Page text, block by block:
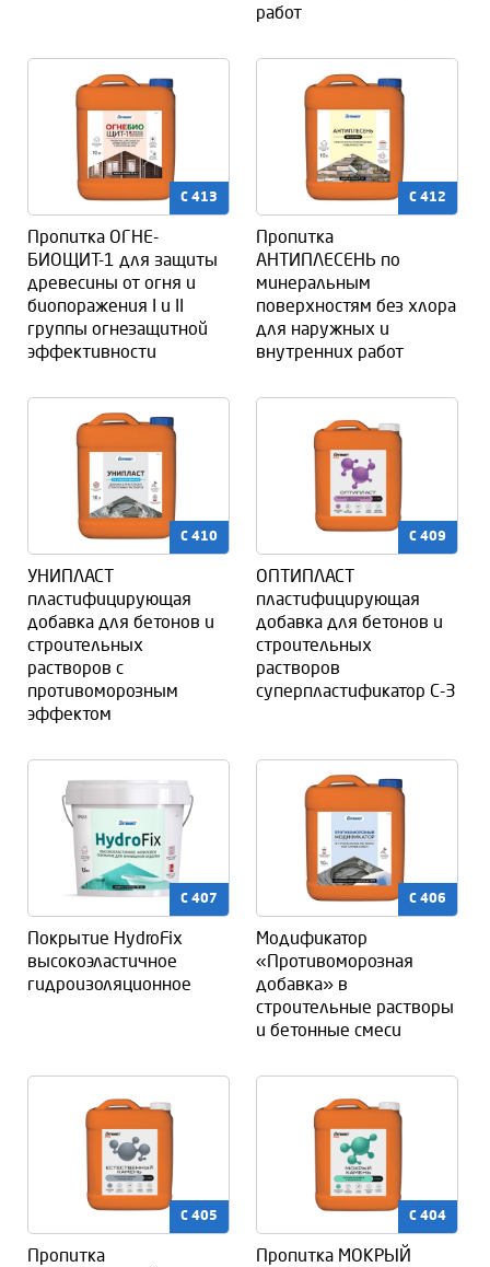
работ
C 413
Пропитка ОГНЕ-
БИОЩИТ-1 для защиты
древесины от огня и
биопоражения I и II
группы огнезащитной
эффективности
C 412
Пропитка
АНТИПЛЕСЕНЬ по
минеральным
поверхностям без хлора
для наружных и
внутренних работ
C 410
УНИПЛАСТ
пластифицирующая
добавка для бетонов и
строительных
растворов с
противоморозным
эффектом
C 409
ОПТИПЛАСТ
пластифицирующая
добавка для бетонов и
строительных
растворов
суперпластификатор С-3
C 407
Покрытие HydroFix
высокоэластичное
гидроизоляционное
C 406
Модификатор
«Противоморозная
добавка» в
строительные растворы
и бетонные смеси
C 405
Пропитка
C 404
Пропитка МОКРЫЙ